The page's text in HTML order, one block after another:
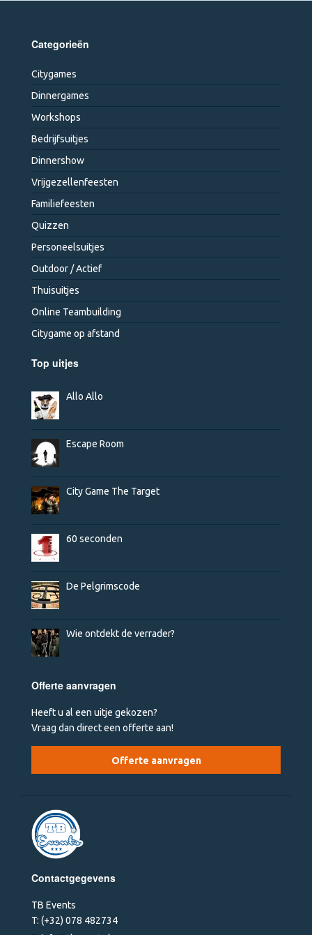
Categorieën
Citygames
Dinnergames
Workshops
Bedrijfsuitjes
Dinnershow
Vrijgezellenfeesten
Familiefeesten
Quizzen
Personeelsuitjes
Outdoor / Actief
Thuisuitjes
Online Teambuilding
Citygame op afstand
Top uitjes
Allo Allo
Escape Room
City Game The Target
60 seconden
De Pelgrimscode
Wie ontdekt de verrader?
Offerte aanvragen
Heeft u al een uitje gekozen?
Vraag dan direct een offerte aan!
Offerte aanvragen
Contactgegevens
TB Events
T: (+32) 078 482734